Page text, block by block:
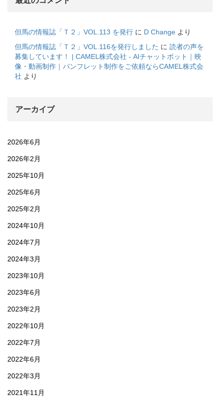
但馬の情報誌「Ｔ２」VOL.113 を発行 に D Change より
但馬の情報誌「Ｔ２」VOL.116を発行しました に 読者の声を
募集しています！ | CAMEL株式会社 - AIチャットボット｜映
像・動画制作｜パンフレット制作をご依頼ならCAMEL株式会
社 より
アーカイブ
2026年6月
2026年2月
2025年10月
2025年6月
2025年2月
2024年10月
2024年7月
2024年3月
2023年10月
2023年6月
2023年2月
2022年10月
2022年7月
2022年6月
2022年3月
2021年11月